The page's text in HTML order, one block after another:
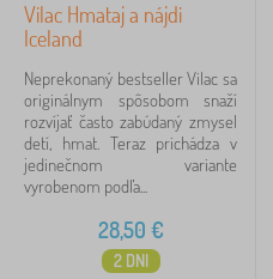
Vilac Hmataj a nájdi
Iceland
Neprekonaný bestseller Vilac sa
originálnym spôsobom snaží
rozvíjať často zabúdaný zmysel
detí, hmat. Teraz prichádza v
jedinečnom variante
vyrobenom podľa...
28,50 €
2 DNI